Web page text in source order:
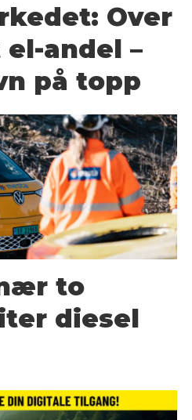
Over
el-andel –
på topp
to
diesel